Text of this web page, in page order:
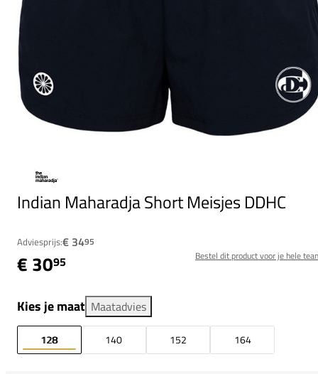
Indian Maharadja Short Meisjes DDHC
Adviesprijs:€ 3495
€ 3095 Bestel dit product voor je hele
Kies je maat Maatadvies
128 140 152 164